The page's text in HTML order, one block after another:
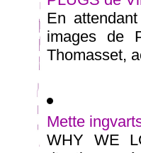
En
images de
Thomasset,
Mette
WHY WE